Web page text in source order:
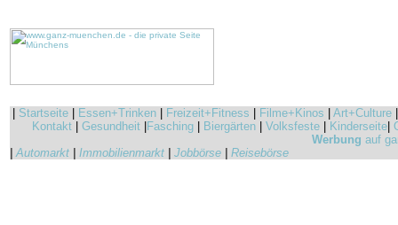
Startseite Essen+Trinken Freizeit+Fitness Filme+Kinos Art+Culture
Kontakt
Gesundheit Fasching Biergärten Volksfeste Kinderseite
Werbung auf
|Automarkt Immobilienmarkt Jobbörse Reisebörse